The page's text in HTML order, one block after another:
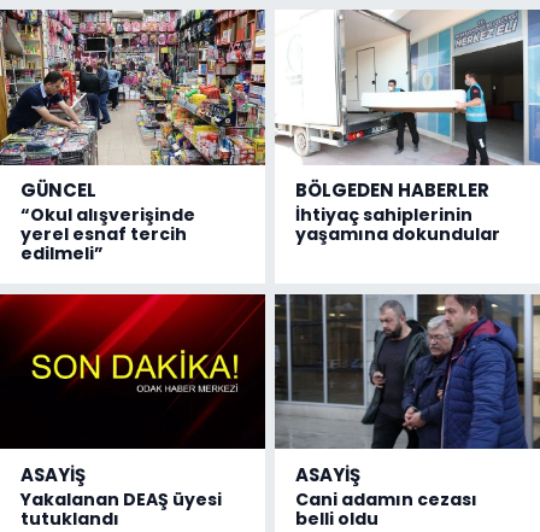
GÜNCEL
“Okul alışverişinde
yerel esnaf tercih
edilmeli”
BÖLGEDEN HABERLER
İhtiyaç sahiplerinin
yaşamına dokundular
ASAYİŞ
Yakalanan DEAŞ üyesi
tutuklandı
ASAYİŞ
Cani adamın cezası
belli oldu